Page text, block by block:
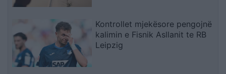
Kontrollet mjekësore pengojnë
kalimin e Fisnik Asllanit te RB
Leipzig